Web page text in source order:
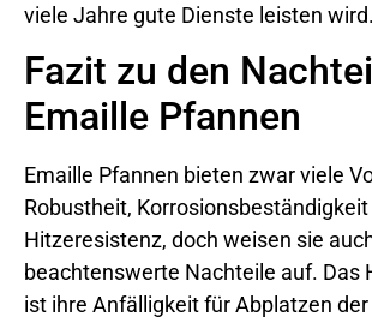
viele Jahre gute Dienste leisten wird.
Fazit zu den
Emaille Pfannen
Emaille Pfannen bieten zwar viele
Robustheit,
Hitzeresistenz, doch weisen sie
beachtenswerte Nachteile auf. Das
ist ihre Anfälligkeit für Abplatzen der